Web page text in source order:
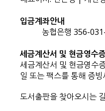
입금계좌안내
농협은행 356-
세금계산서 및 현금영수
세금계산서 및 현금영수
일 또는 팩스를 통해 증
도서출판을 찾아오시는